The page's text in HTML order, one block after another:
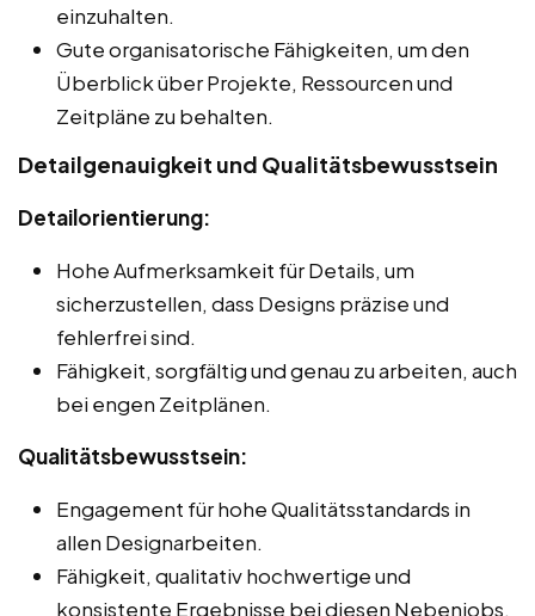
einzuhalten.
Gute organisatorische Fähigkeiten, um den
Überblick über Projekte, Ressourcen und
Zeitpläne zu behalten.
Detailgenauigkeit und Qualitätsbewusstsein
Detailorientierung:
Hohe Aufmerksamkeit für Details, um
sicherzustellen, dass Designs präzise und
fehlerfrei sind.
Fähigkeit, sorgfältig und genau zu arbeiten, auch
bei engen Zeitplänen.
Qualitätsbewusstsein:
Engagement für hohe Qualitätsstandards in
allen Designarbeiten.
Fähigkeit, qualitativ hochwertige und
konsistente Ergebnisse bei diesen Nebenjobs,